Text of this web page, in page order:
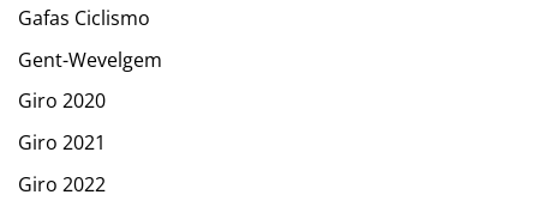
Gafas Ciclismo
Gent-Wevelgem
Giro 2020
Giro 2021
Giro 2022